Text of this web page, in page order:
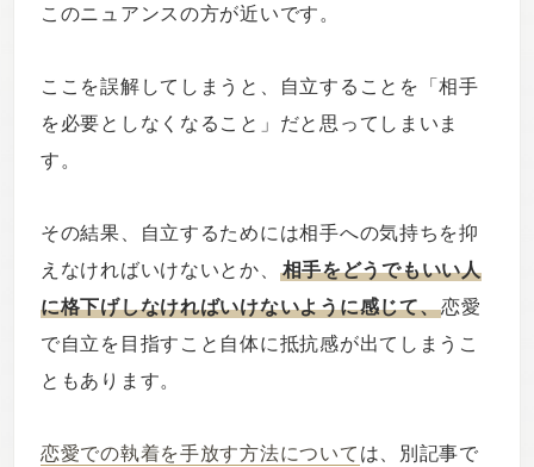
このニュアンスの方が近いです。
ここを誤解してしまうと、自立することを「相手
を必要としなくなること」だと思ってしまいま
す。
その結果、自立するためには相手への気持ちを抑
えなければいけないとか、 相手をどうでもいい人
に格下げしなければいけないように感じて、恋愛
で自立を目指すこと自体に抵抗感が出てしまうこ
ともあります。
恋愛での執着を手放す方法について は、別記事で